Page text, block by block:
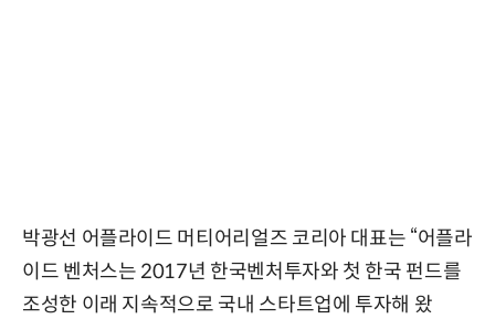
박광선 어플라이드 머티어리얼즈 코리아 대표는 “어플라
이드 벤처스는 2017년 한국벤처투자와 첫 한국 펀드를
조성한 이래 지속적으로 국내 스타트업에 투자해 왔